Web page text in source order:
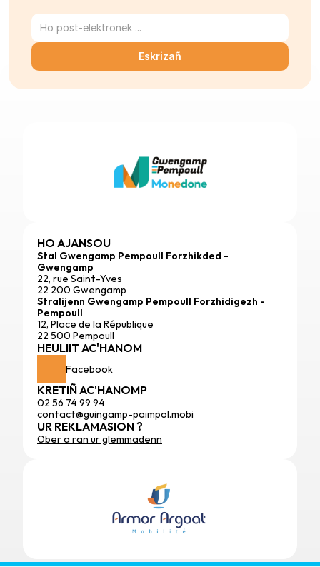
Eskrizañ
HO AJANSOU
Stal Gwengamp Pempoull Forzhikded -
Gwengamp
22, rue Saint-Yves
22 200 Gwengamp
Stralijenn Gwengamp Pempoull Forzhidigezh -
Pempoull
12, Place de la République
22 500 Pempoull
HEULIIT AC'HANOM
Facebook
KRETIÑ AC'HANOMP
02 56 74 99 94
contact@guingamp-paimpol.mobi
UR REKLAMASION ?
Ober a ran ur glemmadenn